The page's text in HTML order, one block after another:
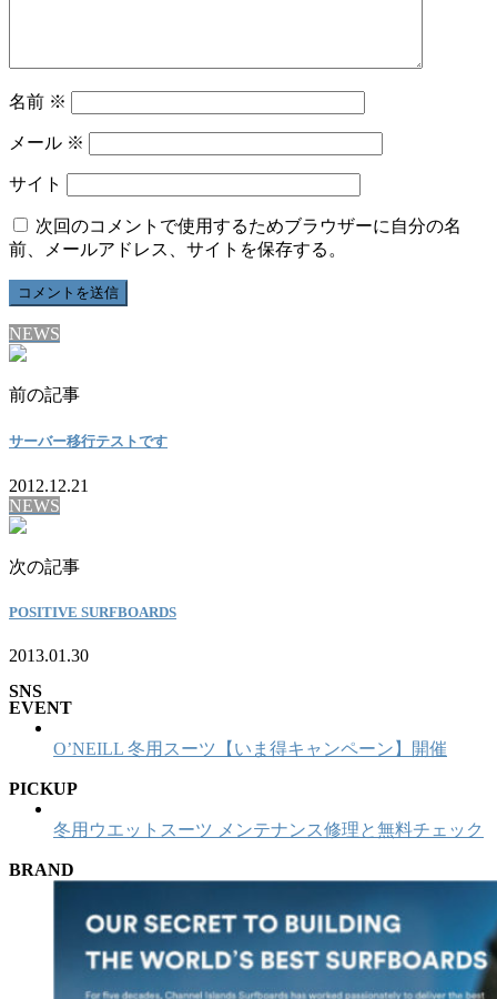
名前 ※
メール ※
サイト
次回のコメントで使用するためブラウザーに自分の名
前、メールアドレス、サイトを保存する。
NEWS
前の記事
サーバー移行テストです
2012.12.21
NEWS
次の記事
POSITIVE SURFBOARDS
2013.01.30
SNS
EVENT
O’NEILL 冬用スーツ【いま得キャンペーン】開催
PICKUP
冬用ウエットスーツ メンテナンス修理と無料チェック
BRAND